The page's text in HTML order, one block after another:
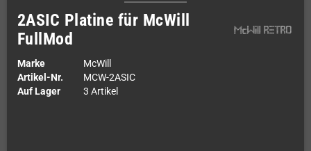
2ASIC Platine für McWill
FullMod
Marke
McWill
Artikel-Nr.
MCW-2ASIC
Auf Lager
3 Artikel